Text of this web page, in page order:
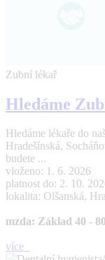
Zubní lékař
Hledáme
Hledáme lékaře do
Hradešínská,
budete ...
vloženo: 1. 6. 2026
platnost do: 2. 10.
lokalita: Olšanská,
mzda: Základ 40 -
více